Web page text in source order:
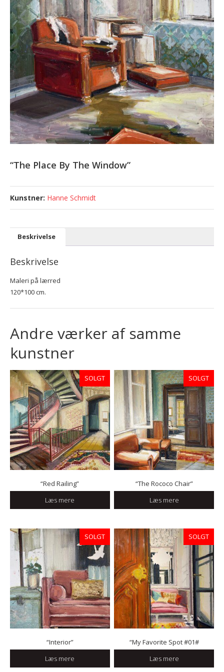
“The Place By The Window”
Hanne Schmidt
Beskrivelse
Beskrivelse
Maleri på lærred
120*100 cm.
Andre værker af samme
kunstner
SOLGT
“Red Railing”
Læs mere
SOLGT
“The Rococo Chair”
Læs mere
SOLGT
“Interior”
Læs mere
SOLGT
“My Favorite Spot #01#
Læs mere